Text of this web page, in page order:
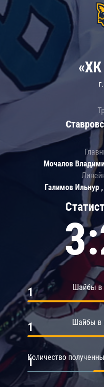
Шайбы в
1
Шайбы в
1
Количество
1
Мочалов
Галимов Ильнур